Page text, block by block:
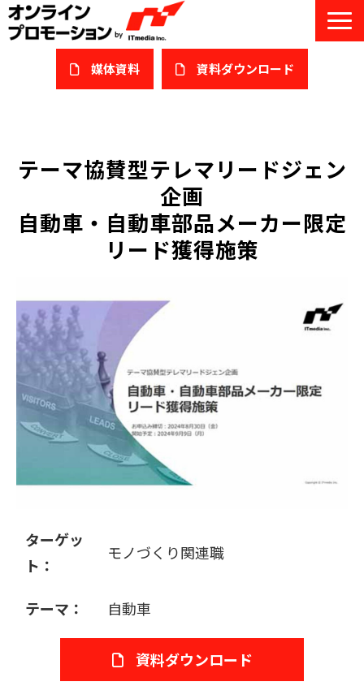
媒体資料 ​資料ダウンロード
私たちについて
サービスガイド/お役立ち資料
課題/ターゲット別で探す
導入事例
セミナー情報/ブログ
販売パートナー募集
テーマ協賛型テレマリードジェン
企画
自動車・自動車部品メーカー限定
リード獲得施策
ターゲッ
ト：
モノづくり関連職
テーマ： 自動車
資料ダウンロード